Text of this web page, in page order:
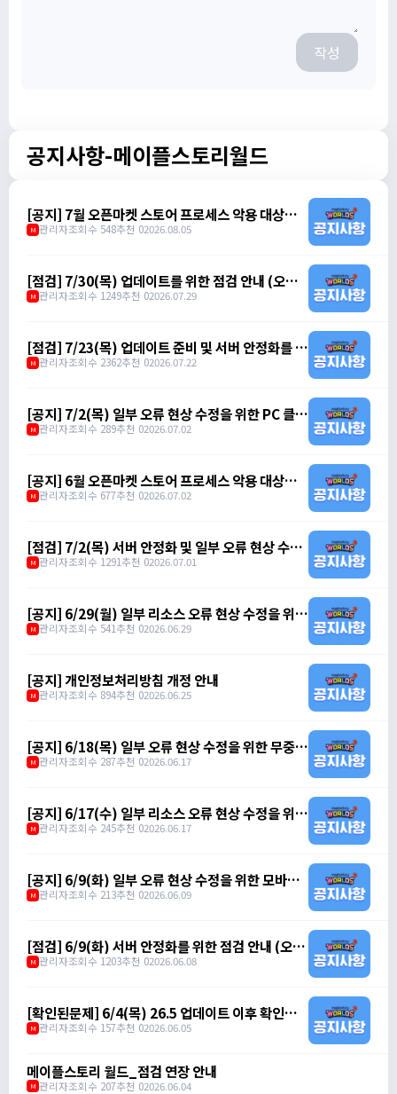
작성
공지사항-메이플스토리월드
[공지] 7월 오픈마켓 스토어 프로세스 악용 대상자
제재 안내
M 관리자조회수 548추천 02026.08.05
[점검] 7/30(목) 업데이트를 위한 점검 안내 (오전 7
시 30분 ~ 오전 10시)
M 관리자조회수 1249추천 02026.07.29
[점검] 7/23(목) 업데이트 준비 및 서버 안정화를 위
한 점검 안내 (오전 8시 ~ 오전 10시)
M 관리자조회수 2362추천 02026.07.22
[공지] 7/2(목) 일부 오류 현상 수정을 위한 PC 클라
이언트 무중단 패치 안내 (오후 6시 30분)
M 관리자조회수 289추천 02026.07.02
[공지] 6월 오픈마켓 스토어 프로세스 악용 대상자
제재 안내
M 관리자조회수 677추천 02026.07.02
[점검] 7/2(목) 서버 안정화 및 일부 오류 현상 수정
을 위한 점검 안내 (오전 7시 ~ 오전 10시)
M 관리자조회수 1291추천 02026.07.01
[공지] 6/29(월) 일부 리소스 오류 현상 수정을 위한
무중단 패치 안내 (오전 11시)
M 관리자조회수 541추천 02026.06.29
[공지] 개인정보처리방침 개정 안내
M 관리자조회수 894추천 02026.06.25
[공지] 6/18(목) 일부 오류 현상 수정을 위한 무중단
패치 안내 (오전 10시)
M 관리자조회수 287추천 02026.06.17
[공지] 6/17(수) 일부 리소스 오류 현상 수정을 위한
무중단 패치 안내 (오후 3시 ~ 오후 3시 10분)
M 관리자조회수 245추천 02026.06.17
[공지] 6/9(화) 일부 오류 현상 수정을 위한 모바일
클라이언트 무중단 패치 안내 (오전 10시)
M 관리자조회수 213추천 02026.06.09
[점검] 6/9(화) 서버 안정화를 위한 점검 안내 (오전
7시 ~ 오전 8시)
M 관리자조회수 1203추천 02026.06.08
[확인된문제] 6/4(목) 26.5 업데이트 이후 확인된
문제 안내
M 관리자조회수 157추천 02026.06.05
메이플스토리 월드_점검 연장 안내
M 관리자조회수 207추천 02026.06.04